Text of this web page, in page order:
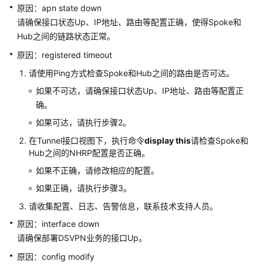
备
告
警
处
V300
AR
设
备
告
ALM-
4287406190
设
重
原因：apn state down
请确保接口状态Up、IP地址、路由等配置正确，使得Spoke和
Hub之间的链路状态正常。
原因：registered timeout
请使用Ping方式检查Spoke和Hub之间的路由是否可达。
如果不可达，请确保接口状态Up、IP地址、路由等配置正
确。
如果可达，请执行步骤2。
在Tunnel接口视图下，执行命令display this请检查Spoke和
Hub之间的NHRP配置是否正确。
如果不正确，请修改相应的配置。
如果正确，请执行步骤3。
请收集配置、日志、告警信息，联系技术支持人员。
原因：interface down
请确保部署DSVPN业务的接口Up。
原因：config modify